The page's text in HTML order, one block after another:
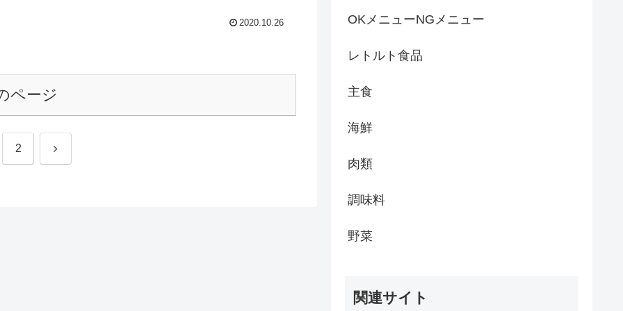
2020.10.26
ページ
2 次
OKメニューNGメニュー
レトルト食品
主食
海鮮
肉類
調味料
野菜
関連サイト